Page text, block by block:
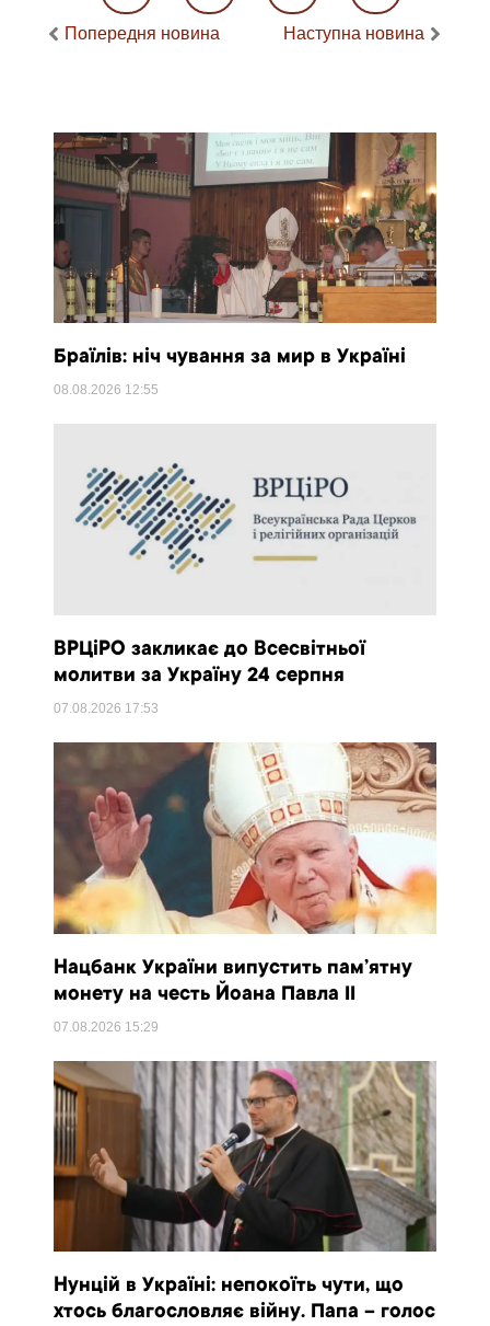
Попередня новина Наступна новина
Браїлів: ніч чування за мир в Україні
08.08.2026 12:55
ВРЦіРО закликає до Всесвітньої
молитви за Україну 24 серпня
07.08.2026 17:53
Нацбанк України випустить пам’ятну
монету на честь Йоана Павла II
07.08.2026 15:29
Нунцій в Україні: непокоїть чути, що
хтось благословляє війну. Папа – голос